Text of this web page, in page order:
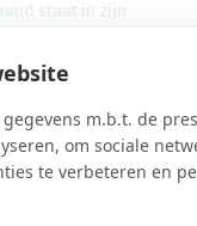
m.b.t. de
om sociale
te verbeteren en
staat in zijn